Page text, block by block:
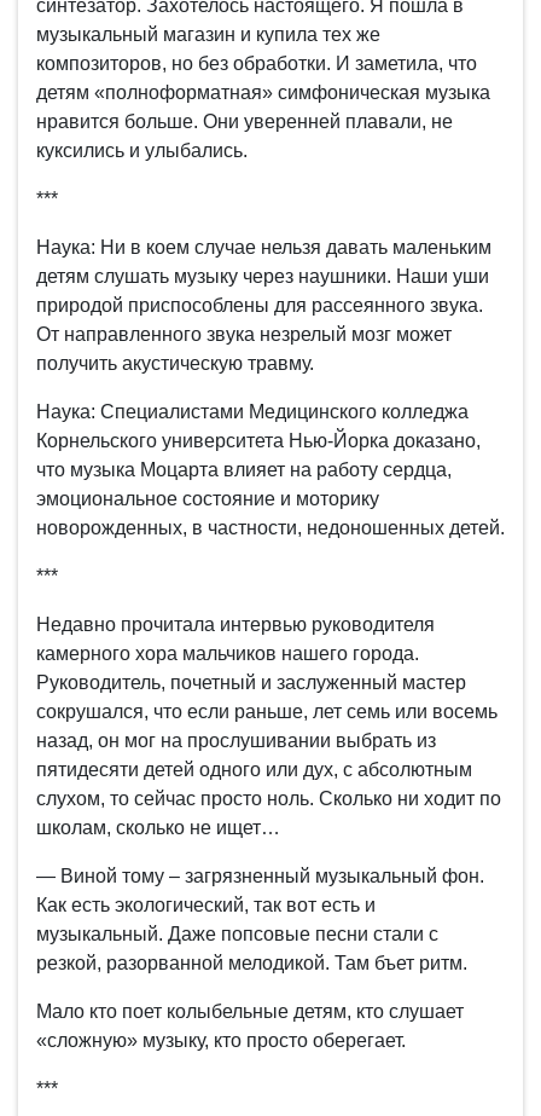
синтезатор. Захотелось настоящего. Я пошла в
музыкальный магазин и купила тех же
композиторов, но без обработки. И заметила, что
детям «полноформатная» симфоническая музыка
нравится больше. Они уверенней плавали, не
куксились и улыбались.
***
Наука: Ни в коем случае нельзя давать маленьким
детям слушать музыку через наушники. Наши уши
природой приспособлены для рассеянного звука.
От направленного звука незрелый мозг может
получить акустическую травму.
Наука: Специалистами Медицинского колледжа
Корнельского университета Нью-Йорка доказано,
что музыка Моцарта влияет на работу сердца,
эмоциональное состояние и моторику
новорожденных, в частности, недоношенных детей.
***
Недавно прочитала интервью руководителя
камерного хора мальчиков нашего города.
Руководитель, почетный и заслуженный мастер
сокрушался, что если раньше, лет семь или восемь
назад, он мог на прослушивании выбрать из
пятидесяти детей одного или дух, с абсолютным
слухом, то сейчас просто ноль. Сколько ни ходит по
школам, сколько не ищет…
— Виной тому – загрязненный музыкальный фон.
Как есть экологический, так вот есть и
музыкальный. Даже попсовые песни стали с
резкой, разорванной мелодикой. Там бъет ритм.
Мало кто поет колыбельные детям, кто слушает
«сложную» музыку, кто просто оберегает.
***